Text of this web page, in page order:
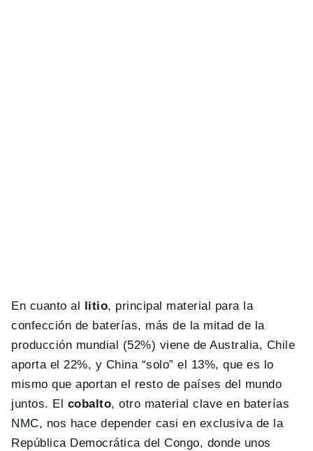
En cuanto al litio, principal material para la
confección de baterías, más de la mitad de la
producción mundial (52%) viene de Australia, Chile
aporta el 22%, y China “solo” el 13%, que es lo
mismo que aportan el resto de países del mundo
juntos. El cobalto, otro material clave en baterías
NMC, nos hace depender casi en exclusiva de la
República Democrática del Congo, donde unos